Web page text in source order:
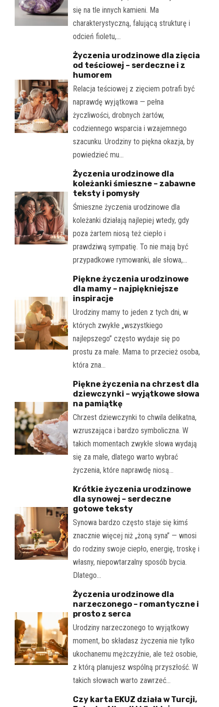
się na tle innych kamieni. Ma
charakterystyczną, falującą strukturę i
odcień fioletu,…
Życzenia urodzinowe dla zięcia
od teściowej – serdeczne i z
humorem
Relacja teściowej z zięciem potrafi być
naprawdę wyjątkowa — pełna
życzliwości, drobnych żartów,
codziennego wsparcia i wzajemnego
szacunku. Urodziny to piękna okazja, by
powiedzieć mu…
Życzenia urodzinowe dla
koleżanki śmieszne – zabawne
teksty i pomysły
Śmieszne życzenia urodzinowe dla
koleżanki działają najlepiej wtedy, gdy
poza żartem niosą też ciepło i
prawdziwą sympatię. To nie mają być
przypadkowe rymowanki, ale słowa,…
Piękne życzenia urodzinowe
dla mamy – najpiękniejsze
inspiracje
Urodziny mamy to jeden z tych dni, w
których zwykłe „wszystkiego
najlepszego” często wydaje się po
prostu za małe. Mama to przecież osoba,
która zna…
Piękne życzenia na chrzest dla
dziewczynki – wyjątkowe słowa
na pamiątkę
Chrzest dziewczynki to chwila delikatna,
wzruszająca i bardzo symboliczna. W
takich momentach zwykłe słowa wydają
się za małe, dlatego warto wybrać
życzenia, które naprawdę niosą…
Krótkie życzenia urodzinowe
dla synowej – serdeczne
gotowe teksty
Synowa bardzo często staje się kimś
znacznie więcej niż „żoną syna” — wnosi
do rodziny swoje ciepło, energię, troskę i
własny, niepowtarzalny sposób bycia.
Dlatego…
Życzenia urodzinowe dla
narzeczonego – romantyczne i
prosto z serca
Urodziny narzeczonego to wyjątkowy
moment, bo składasz życzenia nie tylko
ukochanemu mężczyźnie, ale też osobie,
z którą planujesz wspólną przyszłość. W
takich słowach warto zawrzeć…
Czy karta EKUZ działa w Turcji,